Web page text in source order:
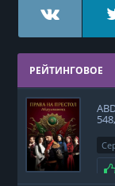
РЕЙТИНГОВОЕ